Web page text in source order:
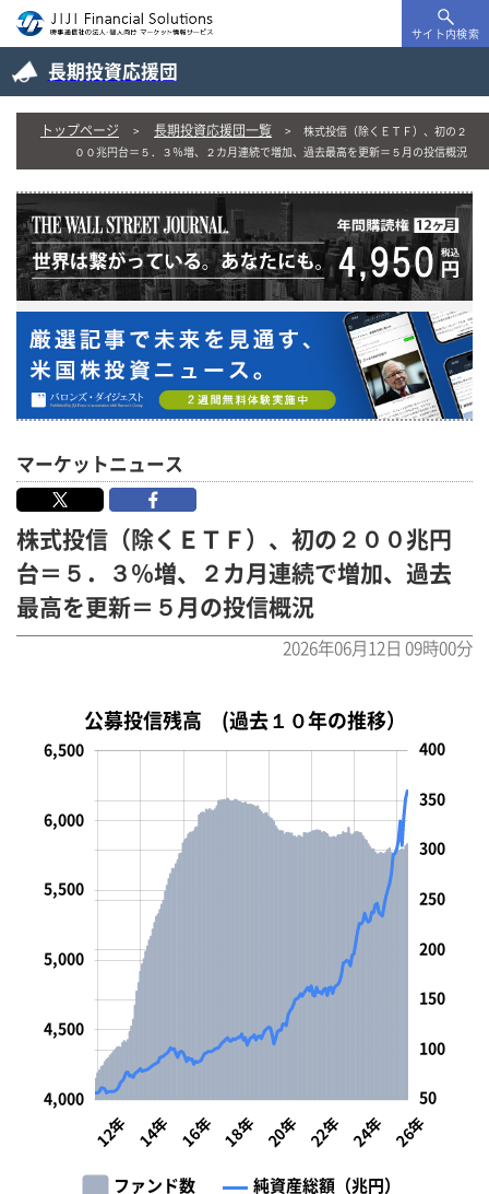
サイト内検索
長期投資応援団
トップページ 長期投資応援団一覧
株式投信（除くＥＴＦ）、初の２
００兆円台＝５．３％増、２カ月連続で増加、過去最高を更新＝５月の投信概況
マーケットニュース
株式投信（除くＥＴＦ）、初の２００兆円
台＝５．３％増、２カ月連続で増加、過去
最高を更新＝５月の投信概況
2026年06月12日 09時00分
公募投信残高 (過去１０年の推移）
4,000
5,000
6,500
6,000
5,500
4,500
-50
0
50
100
150
200
250
300
350
400
450
L
10年
12年 14年 16年 18年 20年 22年 24年 26年
28年
ファンド数 純資産総額（兆円）